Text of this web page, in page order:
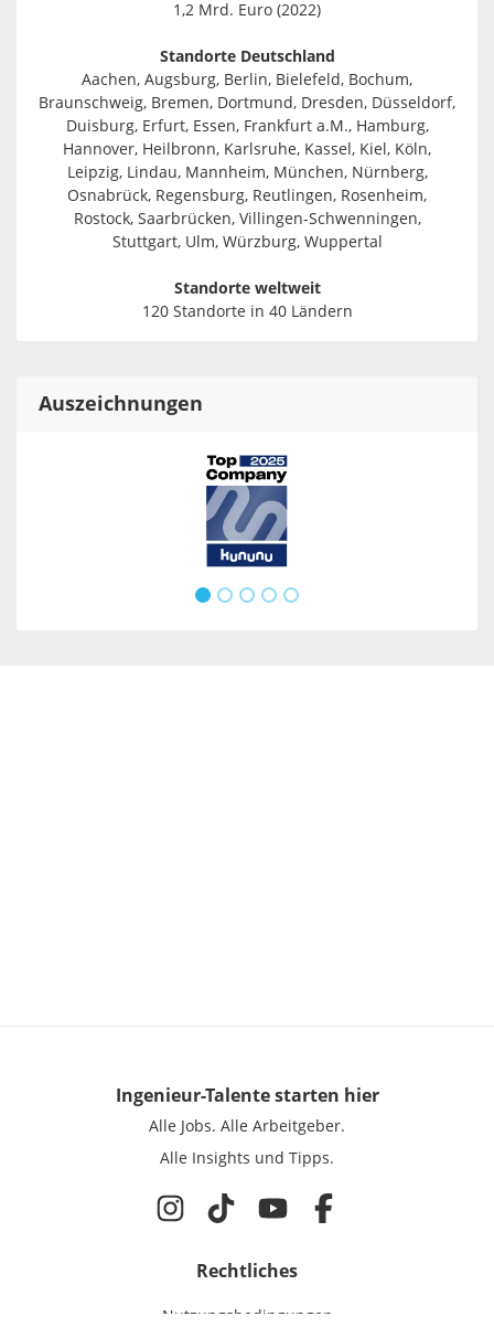
1,2 Mrd. Euro (2022)
Standorte Deutschland
Aachen, Augsburg, Berlin, Bielefeld, Bochum,
Braunschweig, Bremen, Dortmund, Dresden, Düsseldorf,
Duisburg, Erfurt, Essen, Frankfurt a.M., Hamburg,
Hannover, Heilbronn, Karlsruhe, Kassel, Kiel, Köln,
Leipzig, Lindau, Mannheim, München, Nürnberg,
Osnabrück, Regensburg, Reutlingen, Rosenheim,
Rostock, Saarbrücken, Villingen-Schwenningen,
Stuttgart, Ulm, Würzburg, Wuppertal
Standorte weltweit
120 Standorte in 40 Ländern
Auszeichnungen
Ingenieur-Talentestarten hier
Alle Jobs. Alle Arbeitgeber.
Alle Insights und Tipps.
Rechtliches
Nutzungsbedingungen